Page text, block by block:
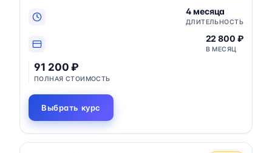
4 месяца
ДЛИТЕЛЬНОСТЬ
22 800 ₽
В МЕСЯЦ
91 200 ₽
ПОЛНАЯ СТОИМОСТЬ
Выбрать курс